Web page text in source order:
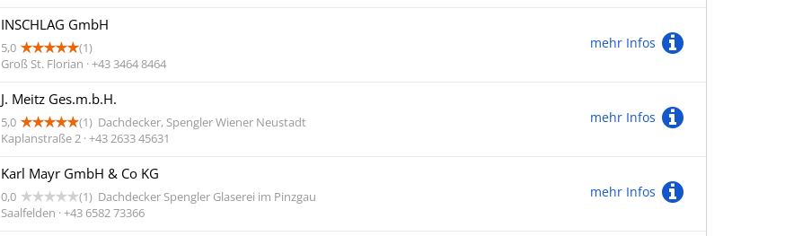
INSCHLAG GmbH
5,0
(1)
Groß St. Florian · +43 3464 8464
mehr Infos
J. Meitz Ges.m.b.H.
5,0 (1) Dachdecker, Spengler Wiener Neustadt
Kaplanstraße 2 · +43 2633 45631
mehr Infos
Karl Mayr GmbH & Co KG
0,0 (1) Dachdecker Spengler Glaserei im Pinzgau
Saalfelden · +43 6582 73366
mehr Infos